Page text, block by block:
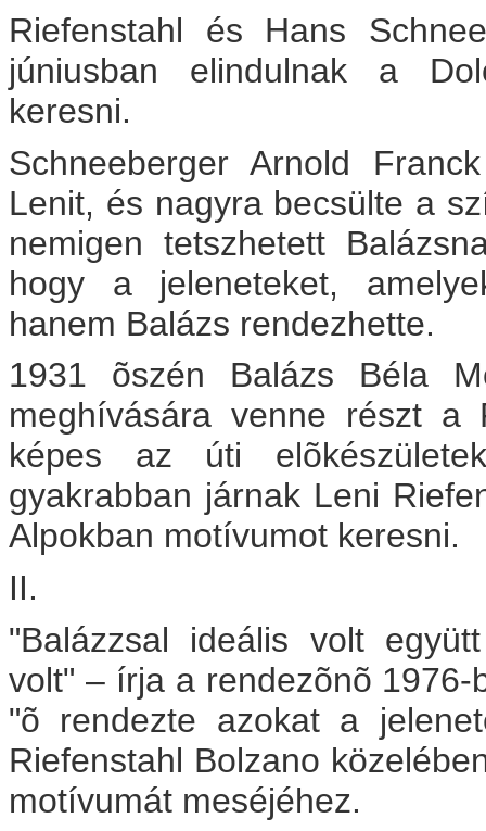
Riefenstahl és Hans
júniusban elindulnak a
keresni.
Schneeberger Arnold
Lenit, és nagyra becsülte a
nemigen tetszhetett
hogy a jeleneteket,
hanem Balázs rendezhette.
1931 õszén Balázs Béla
meghívására venne részt a
képes az úti
gyakrabban járnak Leni
Alpokban motívumot keresni.
II.
"Balázzsal ideális volt
volt" – írja a rendezõnõ
"õ rendezte azokat a
Riefenstahl Bolzano
motívumát meséjéhez.